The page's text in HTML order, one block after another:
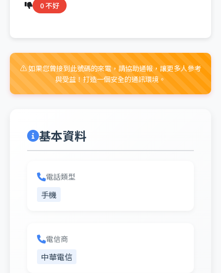
0 不好
⚠️ 如果您曾接到此號碼的來電，請協助通報，讓更多人參考
與受益！打造一個安全的通訊環境。
基本資料
電話類型
手機
電信商
中華電信